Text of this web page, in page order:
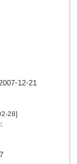
12-21
28]